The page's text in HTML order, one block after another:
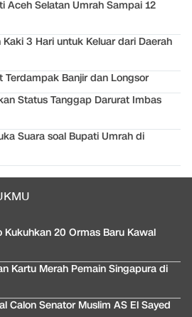
Aceh Selatan Umrah Sampai 12
3 Hari untuk Keluar dari Daerah
Terdampak Banjir dan Longsor
Status Tanggap Darurat Imbas
Suara soal Bupati Umrah di
Kukuhkan 20 Ormas Baru Kawal
Kartu Merah Pemain Singapura di
Calon Senator Muslim AS El Sayed